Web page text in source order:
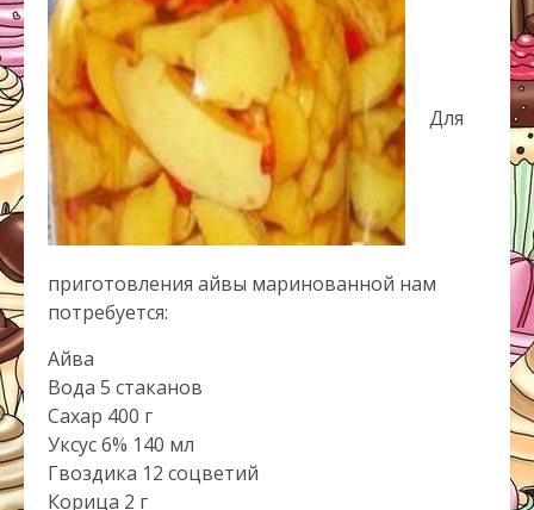
Для
приготовления айвы маринованной нам
потребуется:
Айва
Вода 5 стаканов
Сахар 400 г
Уксус 6% 140 мл
Гвоздика 12 соцветий
Корица 2 г